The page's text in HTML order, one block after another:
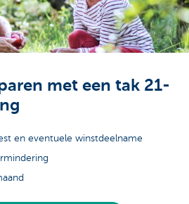
met een tak 21-
en eventuele winstdeelname